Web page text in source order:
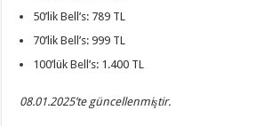
50’lik Bell’s: 789 TL
70’lik Bell’s: 999 TL
100’lük Bell’s: 1.400 TL
08.01.2025’te güncellenmiştir.